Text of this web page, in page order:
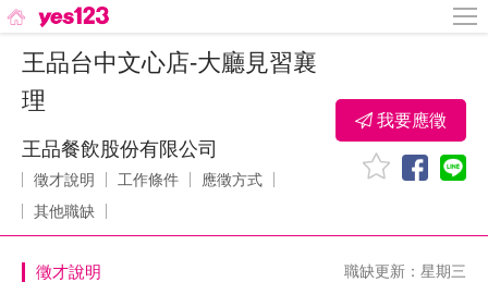
王品台中文心店-大廳見習襄
理
王品餐飲股份有限公司
徵才說明 工作條件
應徵方式
其他職缺
我要應徵
徵才說明 職缺更新：星期三